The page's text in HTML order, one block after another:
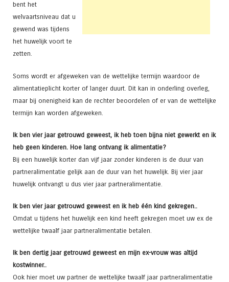
bent het
welvaartsniveau dat u
gewend was tijdens
het huwelijk voort te
zetten.
Soms wordt er afgeweken van de wettelijke termijn waardoor de
alimentatieplicht korter of langer duurt. Dit kan in onderling overleg,
maar bij onenigheid kan de rechter beoordelen of er van de wettelijke
termijn kan worden afgeweken.
Ik ben vier jaar getrouwd geweest, ik heb toen bijna niet gewerkt en ik
heb geen kinderen. Hoe lang ontvang ik alimentatie?
Bij een huwelijk korter dan vijf jaar zonder kinderen is de duur van
partneralimentatie gelijk aan de duur van het huwelijk. Bij vier jaar
huwelijk ontvangt u dus vier jaar partneralimentatie.
Ik ben vier jaar getrouwd geweest en ik heb één kind gekregen..
Omdat u tijdens het huwelijk een kind heeft gekregen moet uw ex de
wettelijke twaalf jaar partneralimentatie betalen.
Ik ben dertig jaar getrouwd geweest en mijn ex-vrouw was altijd
kostwinner..
Ook hier moet uw partner de wettelijke twaalf jaar partneralimentatie